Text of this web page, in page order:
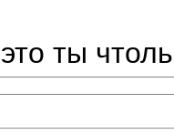
ты